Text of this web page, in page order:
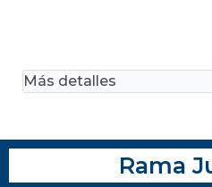
Más detalles
Rama